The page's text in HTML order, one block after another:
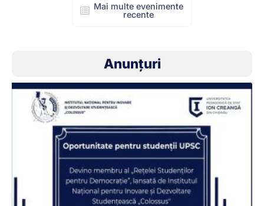
Mai multe evenimente
recente
Anunțuri